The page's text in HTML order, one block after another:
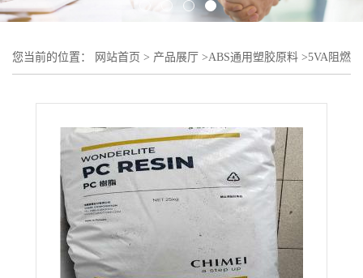
您当前的位置： 网站首页 > 产品展厅 >ABS通用塑胶原料 >5VA阻燃